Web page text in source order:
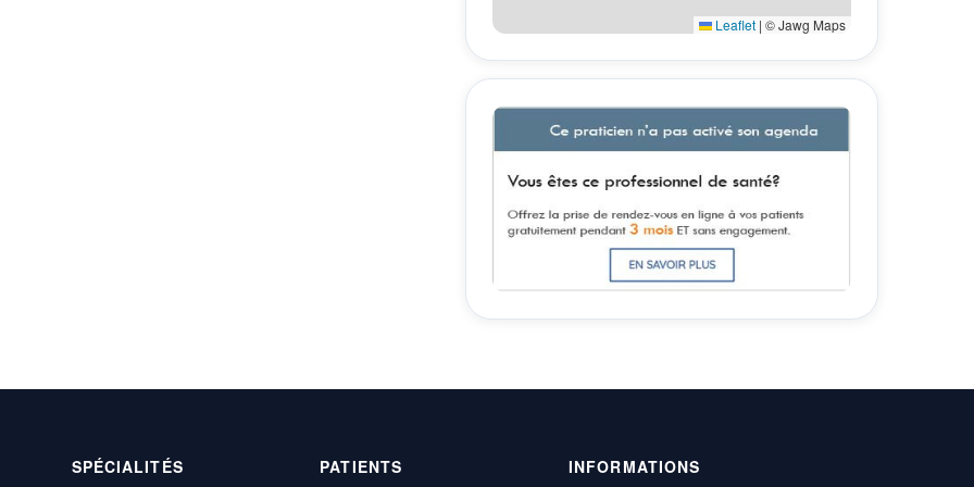
Leaflet | © Jawg Maps
SPÉCIALITÉS PATIENTS INFORMATIONS